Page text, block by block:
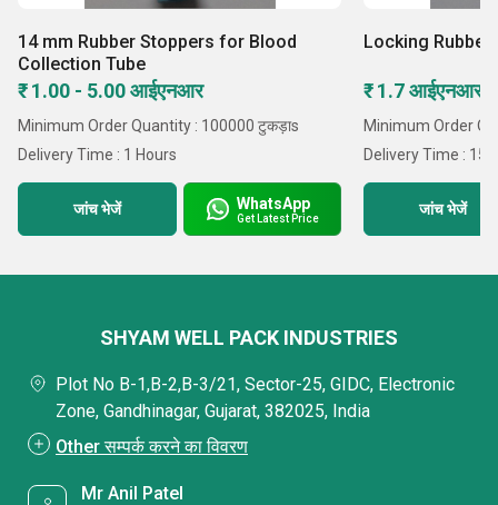
14 mm Rubber Stoppers for Blood
Collection Tube
₹ 1.00 - 5.00 आईएनआर
Minimum Order Quantity : 100000 टुकड़ाs
Delivery Time : 1 Hours
जांच भेजें WhatsApp
Get Latest Price
Locking Rubber
₹ 1.7 आईएनआर /
Minimum Order
Delivery Time : 15
जांच भेजें
SHYAM WELL PACK INDUSTRIES
Plot No B-1,B-2,B-3/21, Sector-25, GIDC, Electronic
Zone, Gandhinagar, Gujarat, 382025, India
Other सम्पर्क करने का विवरण
Mr Anil Patel